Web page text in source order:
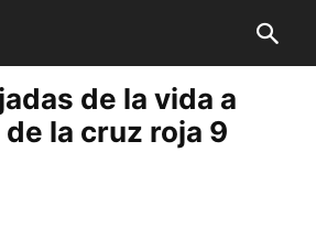
de la vida a
la cruz roja 9